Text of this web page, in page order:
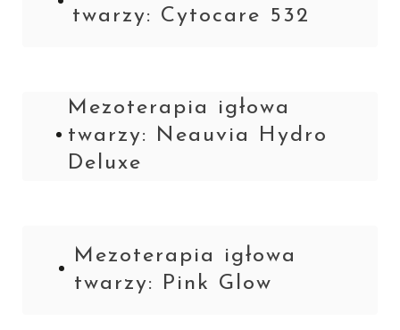
twarzy: Cytocare 532
Mezoterapia igłowa
twarzy: Neauvia Hydro
Deluxe
Mezoterapia igłowa
twarzy: Pink Glow